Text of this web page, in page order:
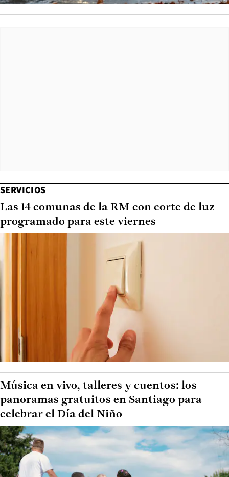
SERVICIOS
Las 14 comunas de la RM con corte de luz
programado para este viernes
Música en vivo, talleres y cuentos: los
panoramas gratuitos en Santiago para
celebrar el Día del Niño